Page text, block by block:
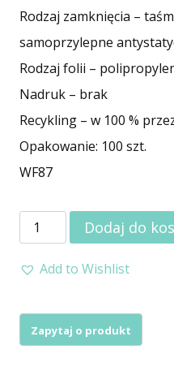
Rodzaj zamknięcia –
samoprzylepne
Rodzaj folii –
Nadruk – brak
Recykling – w 100 %
Opakowanie: 100 szt.
WF87
ilość
Worki
foliowe
klejem
Dodaj do
Add to Wishlist